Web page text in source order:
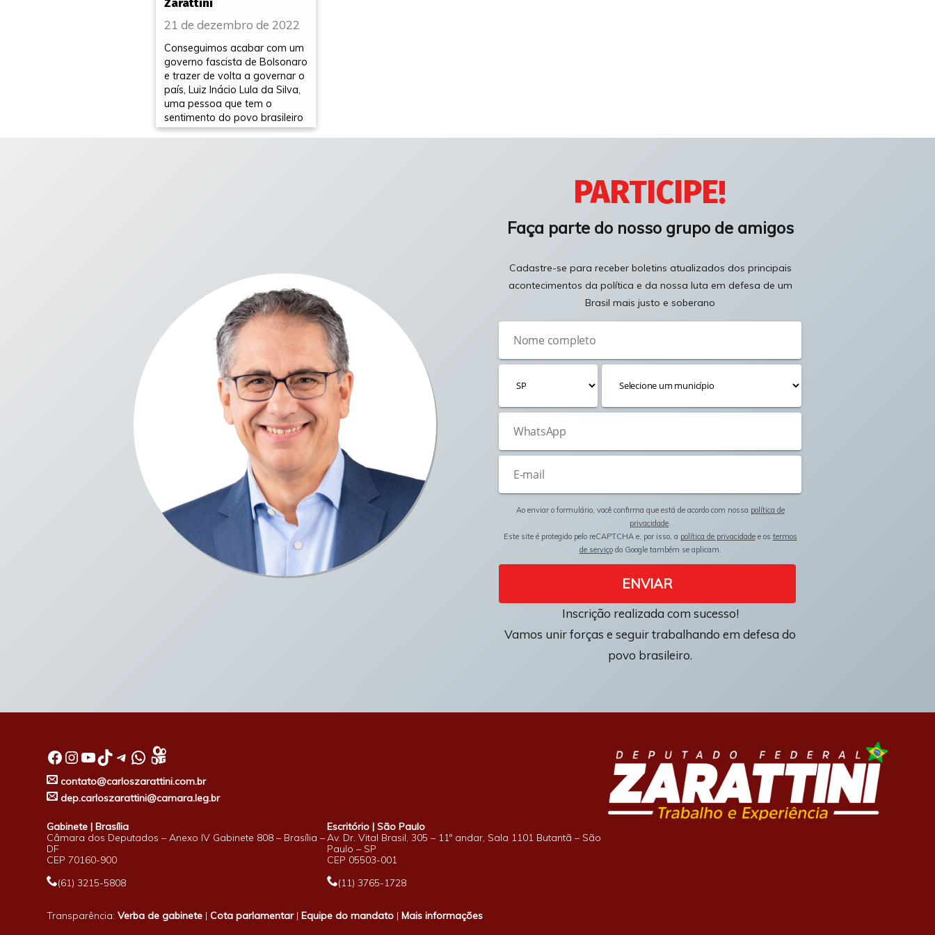
21 de dezembro de 2022
Conseguimos acabar com um
governo fascista de Bolsonaro
e trazer de volta a governar o
país, Luiz Inácio Lula da Silva,
uma pessoa que tem o
sentimento do povo brasileiro
PARTICIPE!
Faça parte do nosso grupo de amigos
Cadastre-se para receber boletins atualizados dos principais
acontecimentos da política e da nossa luta em defesa de um
Brasil mais justo e soberano
Ao enviar o formulário, você confirma que está de acordo com nossa política de
privacidade.
Este site é protegido pelo reCAPTCHA e, por isso, a política de privacidadee os termos
de serviçodo Google também se aplicam.
ENVIAR
Inscrição realizada com sucesso!
Vamos unir forças e seguir trabalhando em defesa do
povo brasileiro.
Facebook InstagramYoutube TikTok Telegram WhatsApp
contato@carloszarattini.com.br
dep.carloszarattini@camara.leg.br
Gabinete | Brasília
Câmara dos Deputados – Anexo IV Gabinete 808 – Brasília –
DF
CEP 70160-900
(61) 3215-5808
Escritório | São Paulo
Av. Dr. Vital Brasil, 305 – 11º andar, Sala 1101 Butantã – São
Paulo – SP
CEP 05503-001
(11) 3765-1728
Transparência:Verba de gabinete |Cota parlamentar|Equipe do mandato |Mais informações